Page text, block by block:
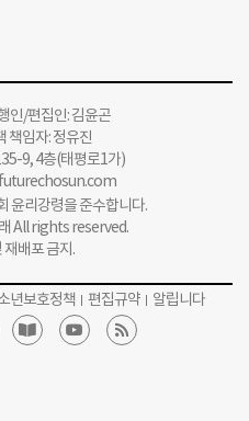
인/편집인: 김윤곤
책임자: 정유진
9, 4층(태평로1가)
윤리강령을 준수합니다.
All rights reserved.
재배포 금지.
년보호정책 편집규약 알립니다